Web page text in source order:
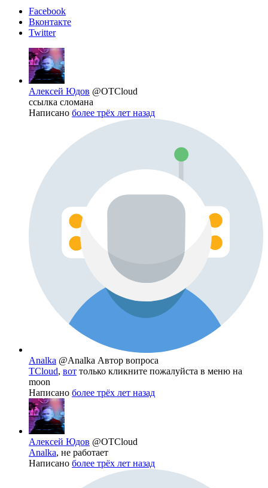
Facebook
Вконтакте
Twitter
Алексей Юдов @OTCloud
ссылка сломана
Написано более трёх лет назад
Analka @Analka Автор вопроса
TCloud, вот только кликните пожалуйста в меню на
moon
Написано более трёх лет назад
Алексей Юдов @OTCloud
Analka, не работает
Написано более трёх лет назад